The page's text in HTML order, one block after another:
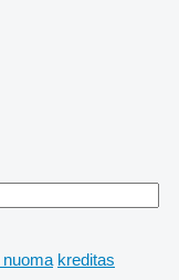
kreditas